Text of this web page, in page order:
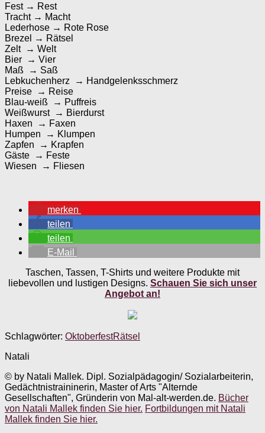
Fest → Rest
Tracht → Macht
Lederhose → Rote Rose
Brezel → Rätsel
Zelt → Welt
Bier → Vier
Maß → Saß
Lebkuchenherz → Handgelenksschmerz
Preise → Reise
Blau-weiß → Puffreis
Weißwurst → Bierdurst
Haxen → Faxen
Humpen → Klumpen
Zapfen → Krapfen
Gäste → Feste
Wiesen → Fliesen
merken
teilen
teilen
E-Mail
Taschen, Tassen, T-Shirts und weitere Produkte mit
liebevollen und lustigen Designs. Schauen Sie sich unser
Angebot an!
Schlagwörter: OktoberfestRätsel
Natali
© by Natali Mallek. Dipl. Sozialpädagogin/ Sozialarbeiterin,
Gedächtnistraininerin, Master of Arts "Alternde
Gesellschaften", Gründerin von Mal-alt-werden.de. Bücher
von Natali Mallek finden Sie hier. Fortbildungen mit Natali
Mallek finden Sie hier.